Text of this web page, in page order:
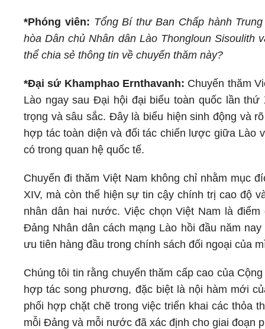
*Phóng viên: Tổng Bí thư Ban Chấp hành
hòa Dân chủ Nhân dân Lào Thongloun
thể chia sẻ thông tin về chuyến thăm này?
*Đại sứ Khamphao Ernthavanh: Chuyến thăm
Lào ngay sau Đại hội đại biểu toàn quốc lần
trọng và sâu sắc. Đây là biểu hiện sinh động và
hợp tác toàn diện và đối tác chiến lược giữa Lào
có trong quan hệ quốc tế.
Chuyến đi thăm Việt Nam không chỉ nhằm mục
XIV, mà còn thể hiện sự tin cậy chính trị cao độ
nhân dân hai nước. Việc chọn Việt Nam là
Đảng Nhân dân cách mạng Lào hồi đầu năm
ưu tiên hàng đầu trong chính sách đối ngoại của
Chúng tôi tin rằng chuyến thăm cấp cao của
hợp tác song phương, đặc biệt là nội hàm mới
phối hợp chặt chẽ trong việc triển khai các thỏa
mỗi Đảng và mỗi nước đã xác định cho giai đoạn